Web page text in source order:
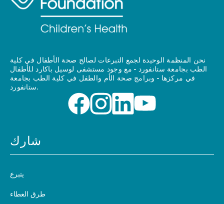
نحن المنظمة الوحيدة لجمع التبرعات لصالح صحة الأطفال في كلية
الطب بجامعة ستانفورد - مع وجود مستشفى لوسيل باكارد للأطفال
في مركزها - وبرامج صحة الأم والطفل في كلية الطب بجامعة
ستانفورد.
شارك
يتبرع
طرق العطاء